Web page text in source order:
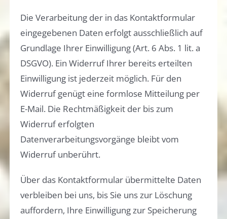
Die Verarbeitung der in das Kontaktformular
eingegebenen Daten erfolgt ausschließlich auf
Grundlage Ihrer Einwilligung (Art. 6 Abs. 1 lit. a
DSGVO). Ein Widerruf Ihrer bereits erteilten
Einwilligung ist jederzeit möglich. Für den
Widerruf genügt eine formlose Mitteilung per
E-Mail. Die Rechtmäßigkeit der bis zum
Widerruf erfolgten
Datenverarbeitungsvorgänge bleibt vom
Widerruf unberührt.
Über das Kontaktformular übermittelte Daten
verbleiben bei uns, bis Sie uns zur Löschung
auffordern, Ihre Einwilligung zur Speicherung